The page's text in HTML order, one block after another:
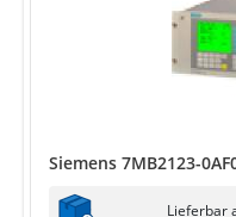
Siemens 7MB2123-
Lieferbar